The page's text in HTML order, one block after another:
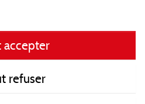
pour réserver votre séjour
du camping, au pied d'un lac, en
compagnie, enVTT/Velo, sous la
mobil home ou même de
accepter
refuser